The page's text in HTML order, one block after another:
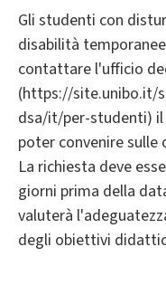
Gli studenti con
disabilità
contattare l'ufficio
(https://site.unibo.it/
dsa/it/per-studenti) il
poter convenire sulle
La richiesta deve
giorni prima della
valuterà
degli obiettivi